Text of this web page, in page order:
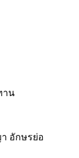
าน
อักษรย่อ